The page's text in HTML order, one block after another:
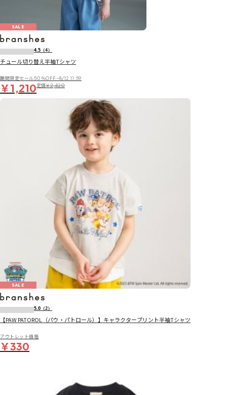
SALE
4.5 （4）
チュール切り替え半袖Tシャツ
期間限定セール50％OFF~8/12 11:59
￥1,210定価￥2,420
SALE
5.0 （2）
【PAW PATOROL（パウ・パトロール）】キャラクタープリント半袖Tシャツ
アウトレット価格
￥330